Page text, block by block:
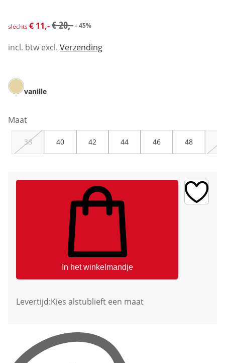
kortingsprijs: € 11,-, vorige prijs: € 20,-
slechts€ 11,-€ 20,- - 45%
incl. btw excl. Verzending
vanille
Maat
38 40 42 44 46 48
In het winkelmandje
Levertijd:Kies alstublieft een maat